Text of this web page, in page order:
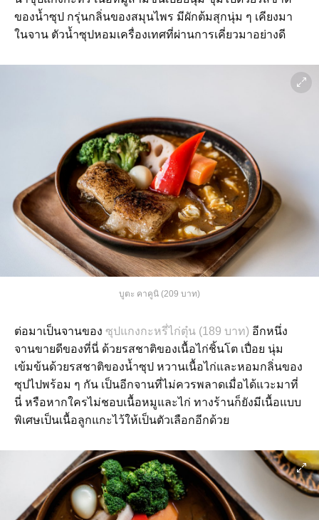
ของน้ำซุป กรุ่นกลิ่นของสมุนไพร มีผักต้มสุกนุ่ม ๆ เคียงมา
ในจาน ตัวน้ำซุปหอมเครื่องเทศที่ผ่านการเคี่ยวมาอย่างดี
บูตะ คาคูนิ (209 บาท)
ต่อมาเป็นจานของ ซุปแกงกะหรี่ไก่ตุ๋น (189 บาท) อีกหนึ่ง
จานขายดีของที่นี่ ด้วยรสชาติของเนื้อไก่ชิ้นโต เปื่อย นุ่ม
เข้มข้นด้วยรสชาติของน้ำซุป หวานเนื้อไก่และหอมกลิ่นของ
ซุปไปพร้อม ๆ กัน เป็นอีกจานที่ไม่ควรพลาดเมื่อได้แวะมาที่
นี่ หรือหากใครไม่ชอบเนื้อหมูและไก่ ทางร้านก็ยังมีเนื้อแบบ
พิเศษเป็นเนื้อลูกแกะไว้ให้เป็นตัวเลือกอีกด้วย